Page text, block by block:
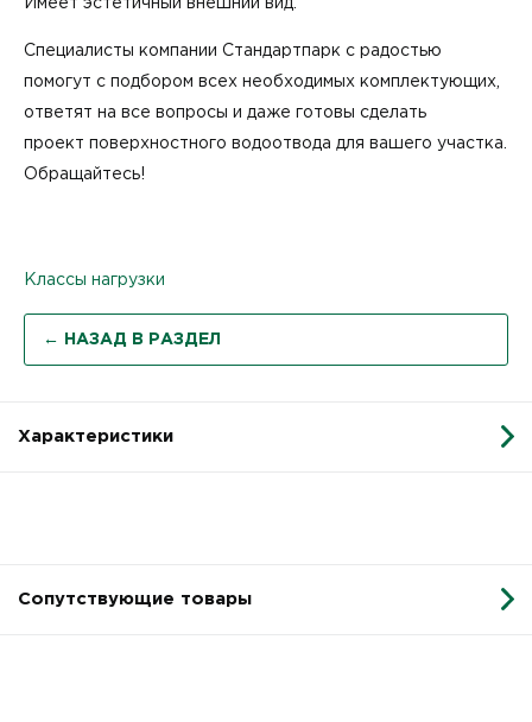
Имеет эстетичный внешний вид.
Специалисты компании Стандартпарк с радостью
помогут с подбором всех необходимых комплектующих,
ответят на все вопросы и даже готовы сделать
проект поверхностного водоотвода для вашего участка
Обращайтесь!
Классы нагрузки
← НАЗАД В РАЗДЕЛ
Характеристики
Сопутствующие товары